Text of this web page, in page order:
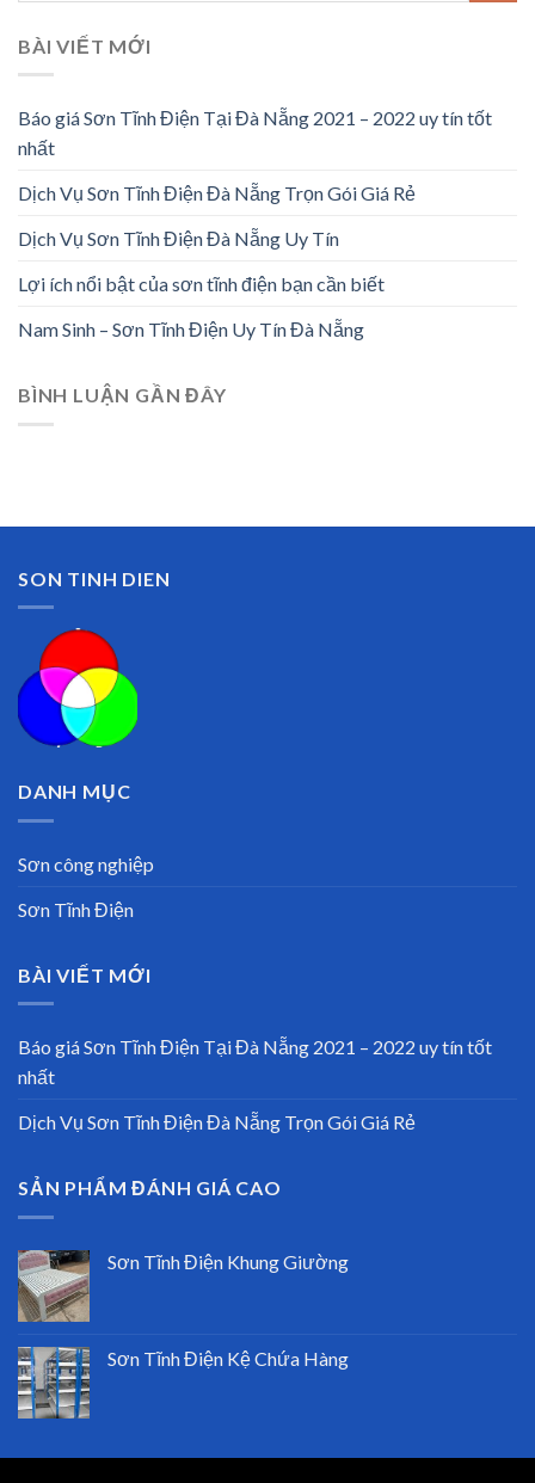
BÀI VIẾT MỚI
Báo giá Sơn Tĩnh Điện Tại Đà Nẵng 2021 – 2022 uy tín tốt
nhất
Dịch Vụ Sơn Tĩnh Điện Đà Nẵng Trọn Gói Giá Rẻ
Dịch Vụ Sơn Tĩnh Điện Đà Nẵng Uy Tín
Lợi ích nổi bật của sơn tĩnh điện bạn cần biết
Nam Sinh – Sơn Tĩnh Điện Uy Tín Đà Nẵng
BÌNH LUẬN GẦN ĐÂY
SON TINH DIEN
DANH MỤC
Sơn công nghiệp
Sơn Tĩnh Điện
BÀI VIẾT MỚI
Báo giá Sơn Tĩnh Điện Tại Đà Nẵng 2021 – 2022 uy tín tốt
nhất
Dịch Vụ Sơn Tĩnh Điện Đà Nẵng Trọn Gói Giá Rẻ
SẢN PHẨM ĐÁNH GIÁ CAO
Sơn Tĩnh Điện Khung Giường
Sơn Tĩnh Điện Kệ Chứa Hàng